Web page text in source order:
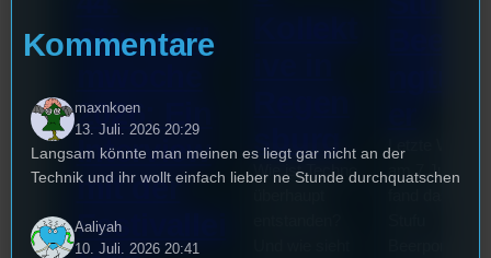
Stummfil
2026: Ein
Interview
mit der
Festivallei
sburg
Wie ist Techno
Letzte Woche
am 7.Juli 2026
Kommentare
maxnkoen
13. Juli. 2026 20:29
Langsam könnte man meinen es liegt gar nicht an der
Technik und ihr wollt einfach lieber ne Stunde durchquatschen
Aaliyah
10. Juli. 2026 20:41